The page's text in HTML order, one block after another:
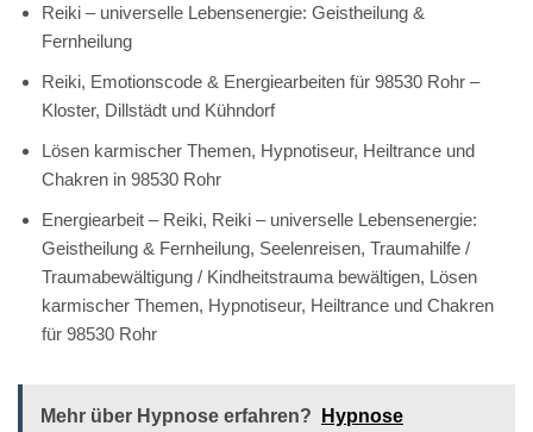
Reiki – universelle Lebensenergie: Geistheilung &
Fernheilung
Reiki, Emotionscode & Energiearbeiten für 98530 Rohr –
Kloster, Dillstädt und Kühndorf
Lösen karmischer Themen, Hypnotiseur, Heiltrance und
Chakren in 98530 Rohr
Energiearbeit – Reiki, Reiki – universelle Lebensenergie:
Geistheilung & Fernheilung, Seelenreisen, Traumahilfe /
Traumabewältigung / Kindheitstrauma bewältigen, Lösen
karmischer Themen, Hypnotiseur, Heiltrance und Chakren
für 98530 Rohr
Mehr über Hypnose erfahren?
Hypnose